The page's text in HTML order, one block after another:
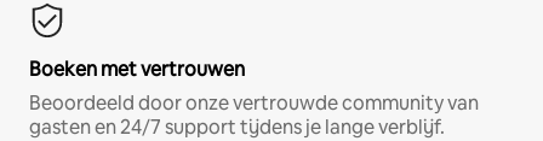
Boeken met vertrouwen
Beoordeeld door onze vertrouwde community van
gasten en 24/7 support tijdens je lange verblijf.